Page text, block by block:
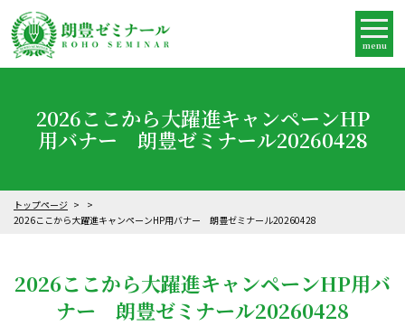
menu
2026ここから大躍進キャンペーンHP
用バナー 朗豊ゼミナール20260428
トップページ
2026ここから大躍進キャンペーンHP用バナー 朗豊ゼミナール20260428
2026ここから大躍進キャンペーンHP用バ
ナー 朗豊ゼミナール20260428